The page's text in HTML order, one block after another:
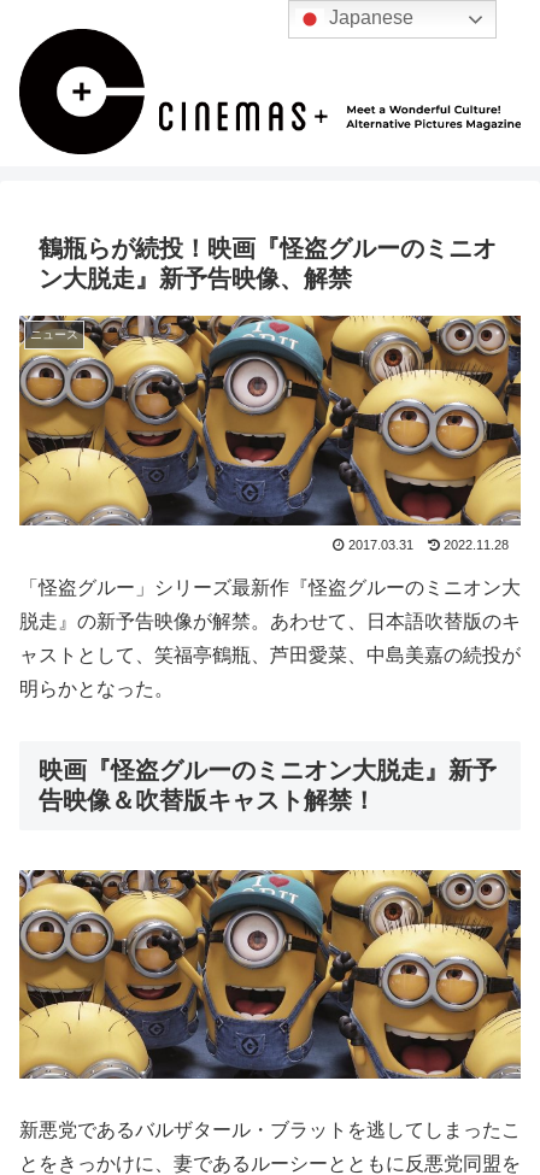
鶴瓶らが続投！映画『怪盗グルーのミニオ
ン大脱走』新予告映像、解禁
ニュース
2017.03.31 2022.11.28
「怪盗グルー」シリーズ最新作『怪盗グルーのミニオン大
脱走』の新予告映像が解禁。あわせて、日本語吹替版のキ
ャストとして、笑福亭鶴瓶、芦田愛菜、中島美嘉の続投が
明らかとなった。
映画『怪盗グルーのミニオン大脱走』新予
告映像＆吹替版キャスト解禁！
新悪党であるバルザタール・ブラットを逃してしまったこ
とをきっかけに、妻であるルーシーとともに反悪党同盟を
Japanese